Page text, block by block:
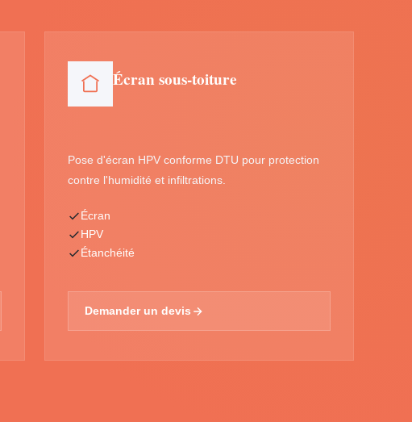
Écran sous-toiture
Pose d'écran HPV conforme DTU pour protection
contre l'humidité et infiltrations.
Écran
HPV
Étanchéité
Demander un devis